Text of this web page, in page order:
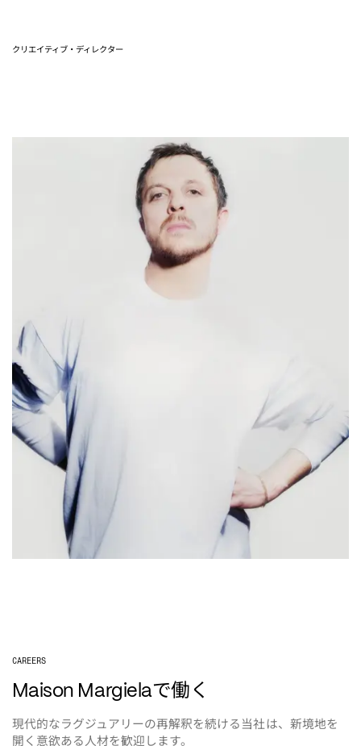
クリエイティブ・ディレクター
CAREERS
Maison Margielaで働く
現代的なラグジュアリーの再解釈を続ける当社は、新境地を
開く意欲ある人材を歓迎します。